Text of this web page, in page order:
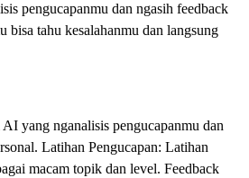
pengucapanmu dan ngasih feedback
bisa tahu kesalahanmu dan langsung
yang nganalisis pengucapanmu dan
Latihan Pengucapan: Latihan
macam topik dan level. Feedback